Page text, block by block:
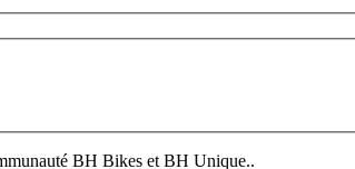
BH Bikes et BH Unique..